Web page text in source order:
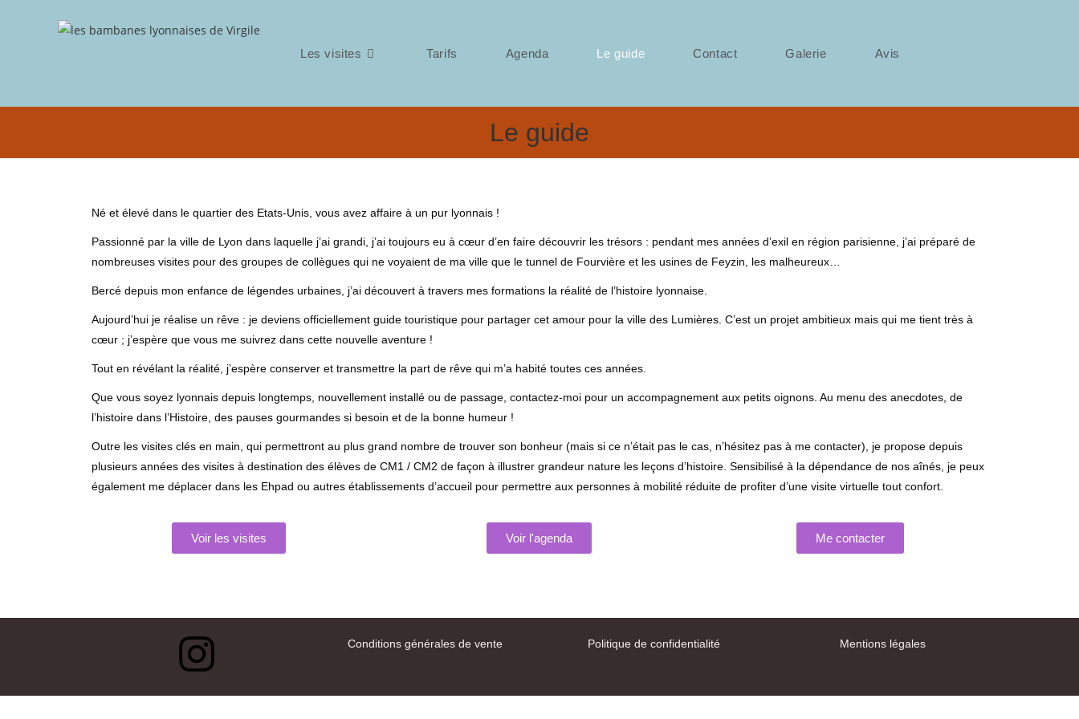
Les visites Tarifs Agenda Le guide Contact Galerie Avis
Le guide
Né et élevé dans le quartier des Etats-Unis, vous avez affaire à un pur lyonnais !
Passionné par la ville de Lyon dans laquelle j’ai grandi, j’ai toujours eu à cœur d’en faire découvrir les trésors : pendant mes années d’exil en région parisienne, j’ai préparé de
nombreuses visites pour des groupes de collègues qui ne voyaient de ma ville que le tunnel de Fourvière et les usines de Feyzin, les malheureux…
Bercé depuis mon enfance de légendes urbaines, j’ai découvert à travers mes formations la réalité de l’histoire lyonnaise.
Aujourd’hui je réalise un rêve : je deviens officiellement guide touristique pour partager cet amour pour la ville des Lumières. C’est un projet ambitieux mais qui me tient très à
cœur ; j’espère que vous me suivrez dans cette nouvelle aventure !
Tout en révélant la réalité, j’espère conserver et transmettre la part de rêve qui m’a habité toutes ces années.
Que vous soyez lyonnais depuis longtemps, nouvellement installé ou de passage, contactez-moi pour un accompagnement aux petits oignons. Au menu des anecdotes, de
l’histoire dans l’Histoire, des pauses gourmandes si besoin et de la bonne humeur !
Outre les visites clés en main, qui permettront au plus grand nombre de trouver son bonheur (mais si ce n’était pas le cas, n’hésitez pas à me contacter), je propose depuis
plusieurs années des visites à destination des élèves de CM1 / CM2 de façon à illustrer grandeur nature les leçons d’histoire. Sensibilisé à la dépendance de nos aînés, je peux
également me déplacer dans les Ehpad ou autres établissements d’accueil pour permettre aux personnes à mobilité réduite de profiter d’une visite virtuelle tout confort.
Voir les visites Voir l'agenda Me contacter
Conditions générales de vente Politique de confidentialité Mentions légales